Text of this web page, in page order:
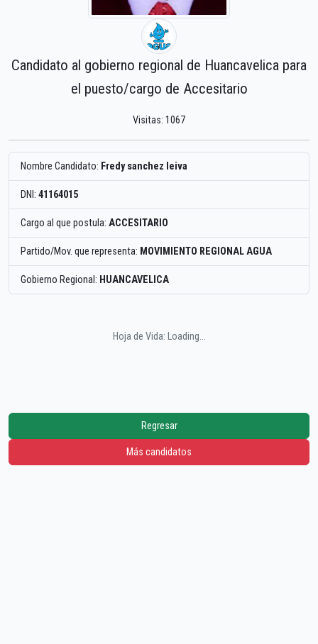
Candidato al gobierno regional de Huancavelica para
el puesto/cargo de Accesitario
Visitas: 1067
Nombre Candidato: Fredy sanchez leiva
DNI: 41164015
Cargo al que postula: ACCESITARIO
Partido/Mov. que representa: MOVIMIENTO REGIONAL AGUA
Gobierno Regional: HUANCAVELICA
Hoja de Vida: Loading...
Regresar
Más candidatos